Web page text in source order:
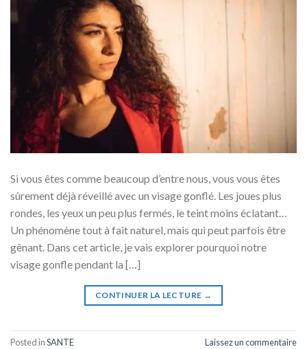
Si vous êtes comme beaucoup d’entre nous, vous vous êtes
sûrement déjà réveillé avec un visage gonflé. Les joues plus
rondes, les yeux un peu plus fermés, le teint moins éclatant…
Un phénomène tout à fait naturel, mais qui peut parfois être
gênant. Dans cet article, je vais explorer pourquoi notre
visage gonfle pendant la […]
CONTINUER LA LECTURE →
Posted inSANTE Laissez un commentaire